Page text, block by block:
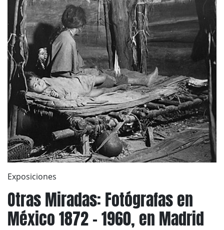
Exposiciones
Otras Miradas: Fotógrafas en
México 1872 – 1960, en Madrid